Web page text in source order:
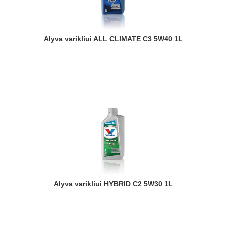
Alyva varikliui ALL CLIMATE C3 5W40 1L
Alyva varikliui HYBRID C2 5W30 1L